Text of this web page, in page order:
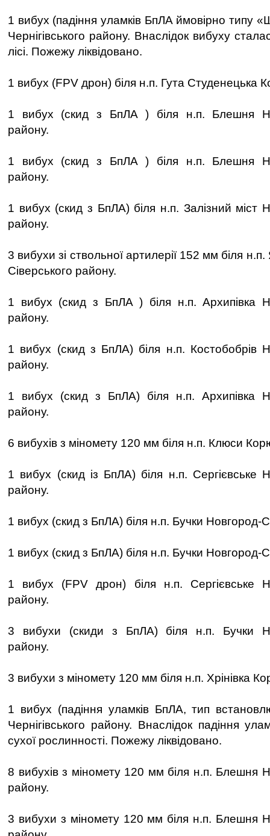
1 вибух (падіння уламків БпЛА ймовірно типу
Чернігівського району. Внаслідок вибуху
лісі. Пожежу ліквідовано.
1 вибух (FPV дрон) біля н.п. Гута Студенецька
1 вибух (скид з БпЛА ) біля н.п. Блешня
району.
1 вибух (скид з БпЛА ) біля н.п. Блешня
району.
1 вибух (скид з БпЛА) біля н.п. Залізний міст
району.
3 вибухи зі ствольної артилерії 152 мм біля
Сіверського району.
1 вибух (скид з БпЛА ) біля н.п. Архипівка
району.
1 вибух (скид з БпЛА) біля н.п. Костобобрів
району.
1 вибух (скид з БпЛА) біля н.п. Архипівка
району.
6 вибухів з міномету 120 мм біля н.п. Клюси
1 вибух (скид із БпЛА) біля н.п. Сергієвське
району.
1 вибух (скид з БпЛА) біля н.п. Бучки Новгород-
1 вибух (скид з БпЛА) біля н.п. Бучки Новгород-
1 вибух (FPV дрон) біля н.п. Сергієвське
району.
3 вибухи (скиди з БпЛА) біля н.п. Бучки
району.
3 вибухи з міномету 120 мм біля н.п. Хрінівка
1 вибух (падіння уламків БпЛА, тип
Чернігівського району. Внаслідок падіння
сухої рослинності. Пожежу ліквідовано.
8 вибухів з міномету 120 мм біля н.п. Блешня
району.
3 вибухи з міномету 120 мм біля н.п. Блешня